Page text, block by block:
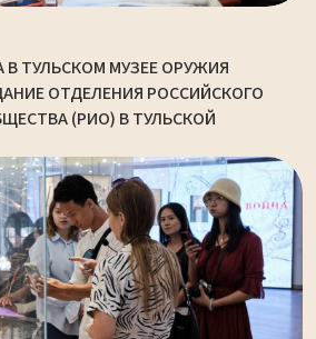
В ТУЛЬСКОМ МУЗЕЕ ОРУЖИЯ
ОТДЕЛЕНИЯ РОССИЙСКОГО
(РИО) В ТУЛЬСКОЙ